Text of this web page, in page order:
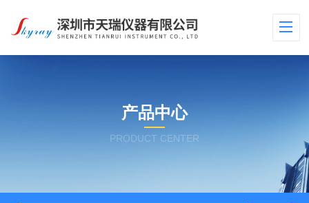
产品中心
PRODUCT CENTER